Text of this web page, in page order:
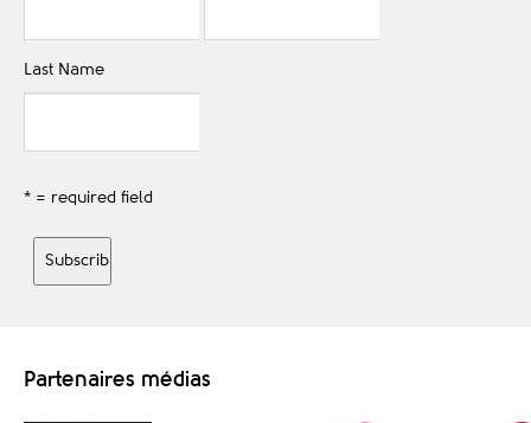
Last Name
* = required field
Partenaires médias